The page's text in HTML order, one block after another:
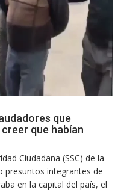
que
que habían
Ciudadana (SSC) de la
presuntos integrantes de
en la capital del país, el